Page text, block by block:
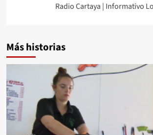
Radio Cartaya | Informativo
Más historias